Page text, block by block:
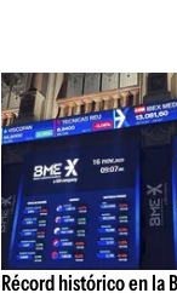
Récord histórico en la